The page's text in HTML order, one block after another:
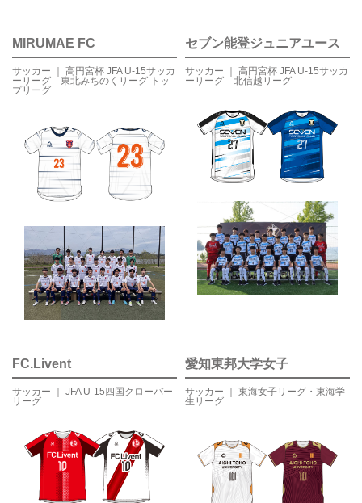
MIRUMAE FC
サッカー ｜ 高円宮杯 JFA U-15サッカ
ーリーグ 東北みちのくリーグ トッ
プリーグ
セブン能登ジュニアユース
サッカー ｜ 高円宮杯 JFA U-15サッカ
ーリーグ 北信越リーグ
FC.Livent
サッカー ｜ JFA U-15四国クローバー
リーグ
愛知東邦大学女子
サッカー ｜ 東海女子リーグ・東海学
生リーグ